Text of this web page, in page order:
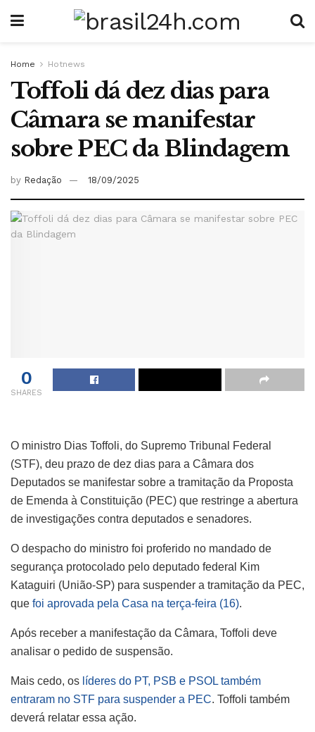
Home Hotnews
Toffoli dá dez dias para
Câmara se manifestar
sobre PEC da Blindagem
by Redação 18/09/2025
0
SHARES
O ministro Dias Toffoli, do Supremo Tribunal Federal
(STF), deu prazo de dez dias para a Câmara dos
Deputados se manifestar sobre a tramitação da Proposta
de Emenda à Constituição (PEC) que restringe a abertura
de investigações contra deputados e senadores.
O despacho do ministro foi proferido no mandado de
segurança protocolado pelo deputado federal Kim
Kataguiri (União-SP) para suspender a tramitação da PEC,
que foi aprovada pela Casa na terça-feira (16).
Após receber a manifestação da Câmara, Toffoli deve
analisar o pedido de suspensão.
Mais cedo, os líderes do PT, PSB e PSOL também
entraram no STF para suspender a PEC. Toffoli também
deverá relatar essa ação.